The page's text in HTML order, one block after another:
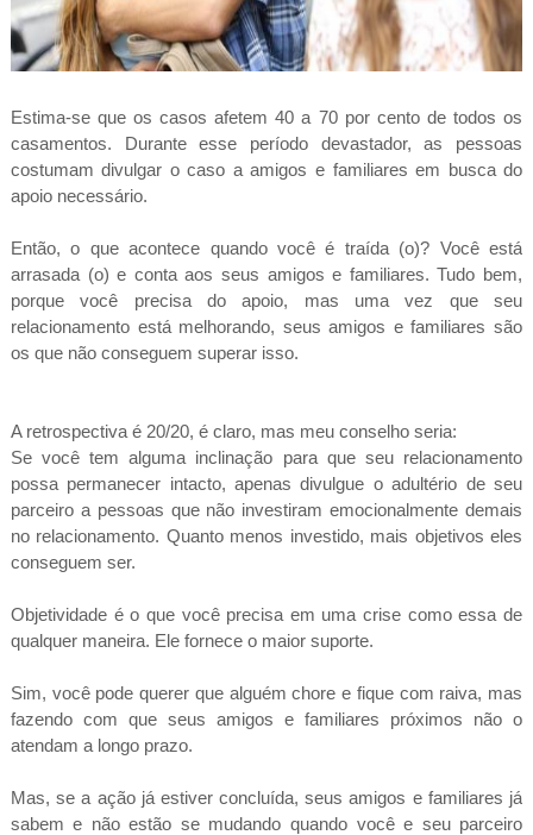
Estima-se que os casos afetem 40 a 70 por cento de todos os
casamentos. Durante esse período devastador, as pessoas
costumam divulgar o caso a amigos e familiares em busca do
apoio necessário.
Então, o que acontece quando você é traída (o)? Você está
arrasada (o) e conta aos seus amigos e familiares. Tudo bem,
porque você precisa do apoio, mas uma vez que seu
relacionamento está melhorando, seus amigos e familiares são
os que não conseguem superar isso.
A retrospectiva é 20/20, é claro, mas meu conselho seria:
Se você tem alguma inclinação para que seu relacionamento
possa permanecer intacto, apenas divulgue o adultério de seu
parceiro a pessoas que não investiram emocionalmente demais
no relacionamento. Quanto menos investido, mais objetivos eles
conseguem ser.
Objetividade é o que você precisa em uma crise como essa de
qualquer maneira. Ele fornece o maior suporte.
Sim, você pode querer que alguém chore e fique com raiva, mas
fazendo com que seus amigos e familiares próximos não o
atendam a longo prazo.
Mas, se a ação já estiver concluída, seus amigos e familiares já
sabem e não estão se mudando quando você e seu parceiro